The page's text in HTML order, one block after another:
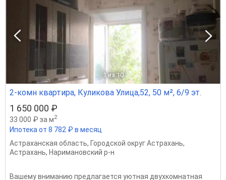
1 из 10
2-комн квартира, Куликова Улица,52, 50 м², 6/9 эт.
1 650 000 ₽
33 000 ₽ за м2
Ипотека от 8 782 ₽ в месяц
Астраханская область, Городской округ Астрахань,
Астрахань, Наримановский р-н
Вашему вниманию предлагается уютная двухкомнатная